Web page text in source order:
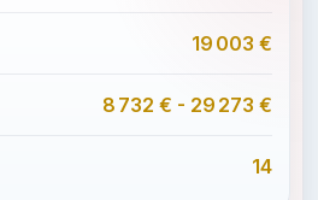
19 003 €
8 732 € - 29 273 €
14